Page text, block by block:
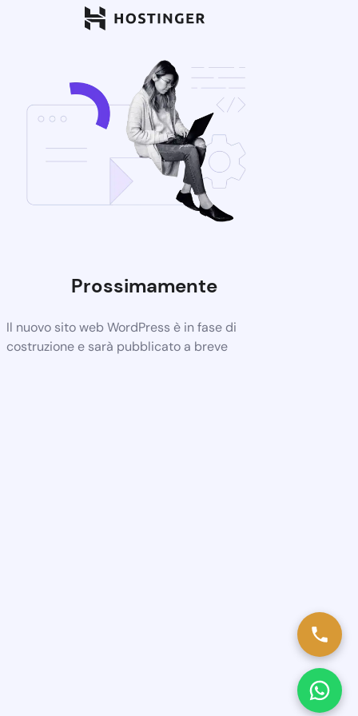
Prossimamente
Il nuovo sito web WordPress è in fase di
costruzione e sarà pubblicato a breve